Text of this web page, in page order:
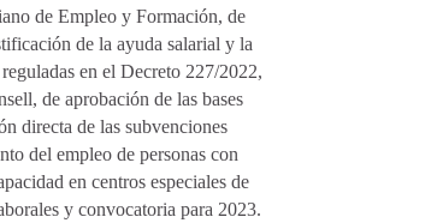
de Empleo y Formación, de
de la ayuda salarial y la
en el Decreto 227/2022,
de aprobación de las bases
directa de las subvenciones
del empleo de personas con
en centros especiales de
y convocatoria para 2023.